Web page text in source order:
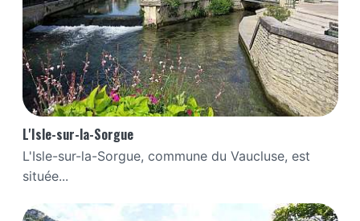
L'Isle-sur-la-Sorgue
L'Isle-sur-la-Sorgue, commune du Vaucluse, est
située...